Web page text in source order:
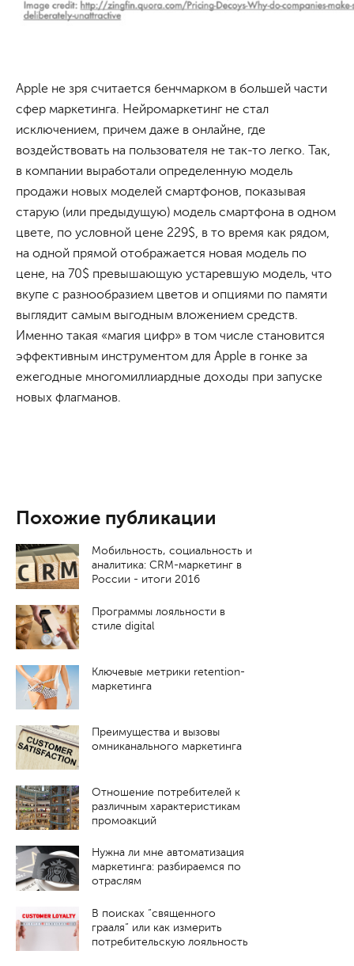
Apple не зря считается бенчмарком в большей части
сфер маркетинга. Нейромаркетинг не стал
исключением, причем даже в онлайне, где
воздействовать на пользователя не так-то легко. Так,
в компании выработали определенную модель
продажи новых моделей смартфонов, показывая
старую (или предыдущую) модель смартфона в одном
цвете, по условной цене 229$, в то время как рядом,
на одной прямой отображается новая модель по
цене, на 70$ превышающую устаревшую модель, что
вкупе с разнообразием цветов и опциями по памяти
выглядит самым выгодным вложением средств.
Именно такая «магия цифр» в том числе становится
эффективным инструментом для Apple в гонке за
ежегодные многомиллиардные доходы при запуске
новых флагманов.
Похожие публикации
Мобильность, социальность и
аналитика: CRM-маркетинг в
России - итоги 2016
Программы лояльности в
стиле digital
Ключевые метрики retention-
маркетинга
Преимущества и вызовы
омниканального маркетинга
Отношение потребителей к
различным характеристикам
промоакций
Нужна ли мне автоматизация
маркетинга: разбираемся по
отраслям
В поисках “священного
грааля” или как измерить
потребительскую лояльность